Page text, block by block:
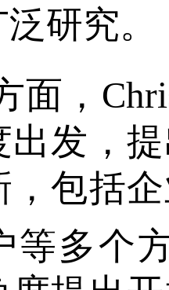
研究。
面，
出发，
，包括
等多个